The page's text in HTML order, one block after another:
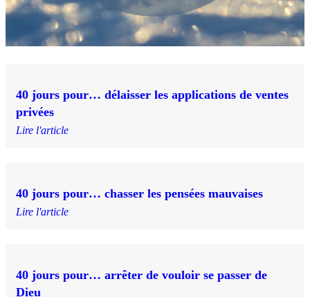
40 jours pour… délaisser les applications de ventes
privées
Lire l'article
40 jours pour… chasser les pensées mauvaises
Lire l'article
40 jours pour… arrêter de vouloir se passer de
Dieu